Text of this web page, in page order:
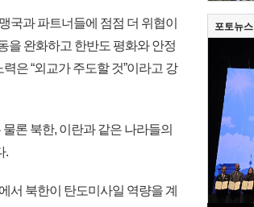
국과 파트너들에 점점 더 위협이
을 완화하고 한반도 평화와 안정
은 “외교가 주도할 것”이라고 강
론 북한, 이란과 같은 나라들의
.
서 북한이 탄도미사일 역량을 계
포토뉴스